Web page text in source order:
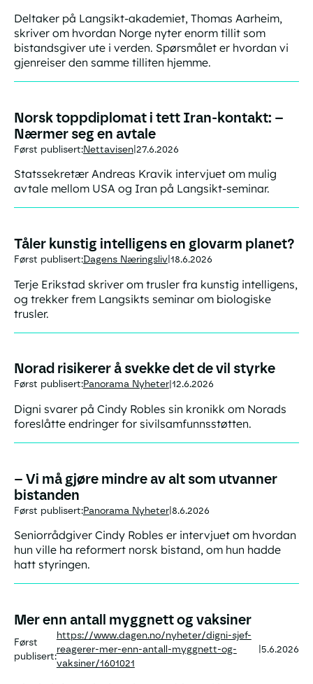
Deltaker på Langsikt-akademiet, Thomas Aarheim,
skriver om hvordan Norge nyter enorm tillit som
bistandsgiver ute i verden. Spørsmålet er hvordan vi
gjenreiser den samme tilliten hjemme.
Norsk toppdiplomat i tett Iran-kontakt: –
Nærmer seg en avtale
Først publisert:Nettavisen| 27.6.2026
Statssekretær Andreas Kravik intervjuet om mulig
avtale mellom USA og Iran på Langsikt-seminar.
Tåler kunstig intelligens en glovarm planet?
Først publisert:Dagens Næringsliv| 18.6.2026
Terje Erikstad skriver om trusler fra kunstig intelligens,
og trekker frem Langsikts seminar om biologiske
trusler.
Norad risikerer å svekke det de vil styrke
Først publisert:Panorama Nyheter|12.6.2026
Digni svarer på Cindy Robles sin kronikk om Norads
foreslåtte endringer for sivilsamfunnsstøtten.
– Vi må gjøre mindre av alt som utvanner
bistanden
Først publisert:Panorama Nyheter| 8.6.2026
Seniorrådgiver Cindy Robles er intervjuet om hvordan
hun ville ha reformert norsk bistand, om hun hadde
hatt styringen.
Mer enn antall myggnett og vaksiner
Først
publisert:
https://www.dagen.no/nyheter/digni-sjef-
reagerer-mer-enn-antall-myggnett-og-
vaksiner/1601021
5.6.2026